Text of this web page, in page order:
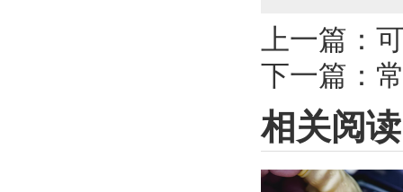
上一篇：
下一篇：
相关阅读